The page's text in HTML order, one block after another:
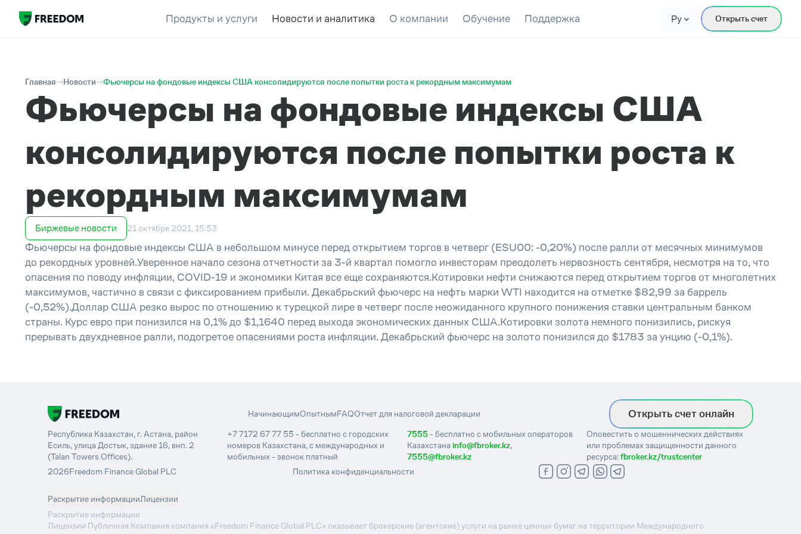
Продукты и услуги Новости и аналитика О компании Обучение Поддержка Ру Открыть счет
Главная Новости Фьючерсы на фондовые индексы США консолидируются после попытки роста к рекордным максимумам
Фьючерсы на фондовые индексы США
консолидируются после попытки роста к
рекордным максимумам
Биржевые новости 21 октября 2021, 15:53
Фьючерсы на фондовые индексы США в небольшом минусе перед открытием торгов в четверг (ESU00: -0,20%) после ралли от месячных минимумов
до рекордных уровней.Уверенное начало сезона отчетности за 3-й квартал помогло инвесторам преодолеть нервозность сентября, несмотря на то, что
опасения по поводу инфляции, COVID-19 и экономики Китая все еще сохраняются.Котировки нефти снижаются перед открытием торгов от многолетних
максимумов, частично в связи с фиксированием прибыли. Декабрьский фьючерс на нефть марки WTI находится на отметке $82,99 за баррель
(-0,52%).Доллар США резко вырос по отношению к турецкой лире в четверг после неожиданного крупного понижения ставки центральным банком
страны. Курс евро при понизился на 0,1% до $1,1640 перед выхода экономических данных США.Котировки золота немного понизились, рискуя
прерывать двухдневное ралли, подогретое опасениями роста инфляции. Декабрьский фьючерс на золото понизился до $1783 за унцию (-0,1%).
НачинающимОпытнымFAQОтчет для налоговой декларации Открыть счет онлайн
Республика Казахстан, г. Астана, район
Есиль, улица Достык, здание 16, внп. 2
(Talan Towers Offices).
+7 7172 67 77 55 - бесплатно с городских
номеров Казахстана, с международных и
мобильных - звонок платный
7555- бесплатно с мобильных операторов
Казахстанаinfo@fbroker.kz,
7555@fbroker.kz
Оповестить о мошеннических действиях
или проблемах защищенности данного
ресурса:fbroker.kz/trustcenter
2026Freedom Finance Global PLC
Политика конфиденциальности
Раскрытие информацииЛицензии
Раскрытие информации
Лицензии Публичная Компания компания «Freedom Finance Global PLC» оказывает брокерские (агентские) услуги на рынке ценных бумаг на территории Международного